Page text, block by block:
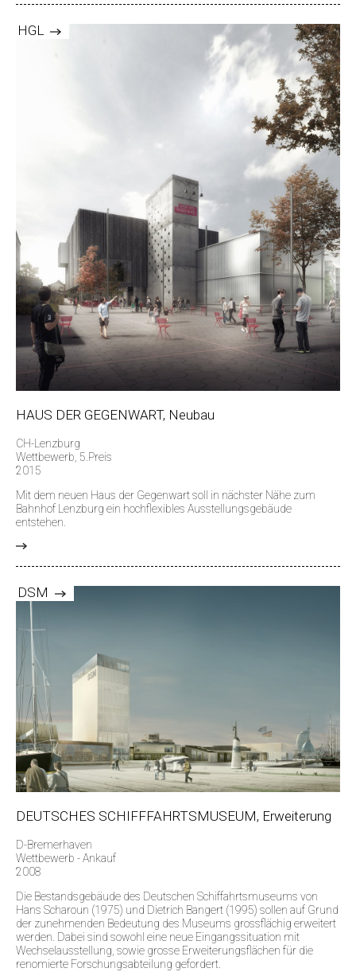
HGL
HAUS DER GEGENWART, Neubau
CH-Lenzburg
Wettbewerb, 5.Preis
2015
Mit dem neuen Haus der Gegenwart soll in nächster Nähe zum
Bahnhof Lenzburg ein hochflexibles Ausstellungsgebäude
entstehen.
DSM
DEUTSCHES SCHIFFFAHRTSMUSEUM, Erweiterung
D-Bremerhaven
Wettbewerb - Ankauf
2008
Die Bestandsgebäude des Deutschen Schiffahrtsmuseums von
Hans Scharoun (1975) und Dietrich Bangert (1995) sollen auf Grund
der zunehmenden Bedeutung des Museums grossflächig erweitert
werden. Dabei sind sowohl eine neue Eingangssituation mit
Wechselausstellung, sowie grosse Erweiterungsflächen für die
renomierte Forschungsabteilung gefordert.